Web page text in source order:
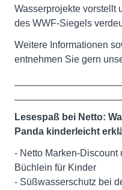
Wasserprojekte vorstellt
des WWF-Siegels
Weitere Informationen
entnehmen Sie gern
Lesespaß bei Netto:
Panda kinderleicht
- Netto Marken-Discount
Büchlein für Kinder
- Süßwasserschutz bei